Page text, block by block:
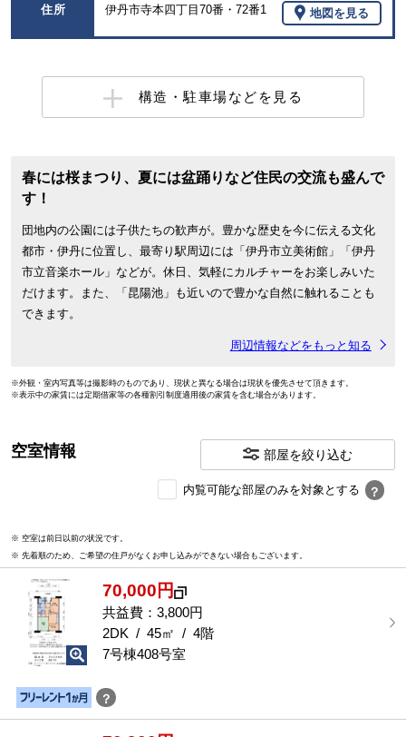
住所 伊丹市寺本四丁目70番・72番1 地図を見る
構造・駐車場などを見る
春には桜まつり、夏には盆踊りなど住民の交流も盛んで
す！
団地内の公園には子供たちの歓声が。豊かな歴史を今に伝える文化
都市・伊丹に位置し、最寄り駅周辺には「伊丹市立美術館」「伊丹
市立音楽ホール」などが。休日、気軽にカルチャーをお楽しみいた
だけます。また、「昆陽池」も近いので豊かな自然に触れることも
できます。
周辺情報などをもっと知る
※外観・室内写真等は撮影時のものであり、現状と異なる場合は現状を優先させて頂きます。
※表示中の家賃には定期借家等の各種割引制度適用後の家賃を含む場合があります。
空室情報 部屋を絞り込む
な
屋
を
選
す
内覧可能な部屋のみを対象とする ？
※ 空室は前日以前の状況です。
※ 先着順のため、ご希望の住戸がなくお申し込みができない場合もございます。
70,000円
共益費：3,800円
2DK / 45㎡ / 4階
7号棟408号室
？